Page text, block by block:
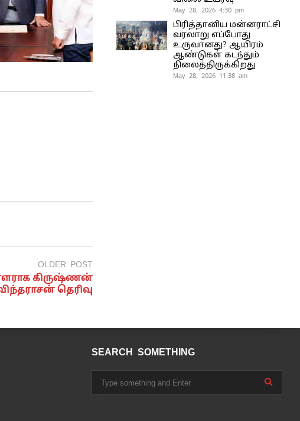
OLDER POST
கிருஷ்ணன்
தெரிவு
May 28, 2026 4:30 pm
பிரித்தானிய மன்னராட்சி
வரலாறு எப்போது
உருவானது? ஆயிரம்
ஆண்டுகள் கடந்தும்
நிலைத்திருக்கிறது
May 28, 2026 11:38 am
SEARCH SOMETHING